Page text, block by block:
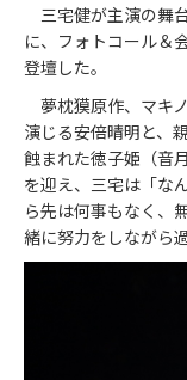
三宅健が主演の舞
に、フォトコール＆
登壇した。
夢枕獏原作、マキ
演じる安倍晴明と、
蝕まれた徳子姫（音
を迎え、三宅は「な
ら先は何事もなく、
緒に努力をしながら